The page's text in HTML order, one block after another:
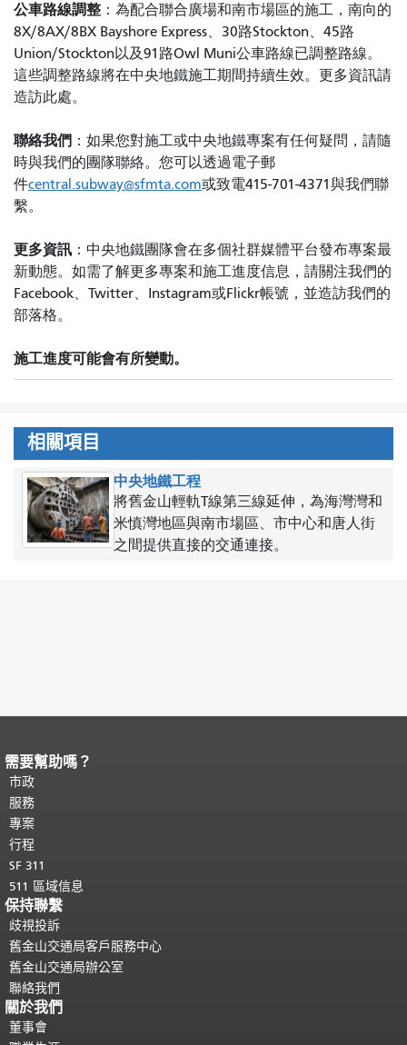
公車路線調整 ：為配合聯合廣場和南市場區的施工，南向的
8X/8AX/8BX Bayshore Express、30路Stockton、45路
Union/Stockton以及91路Owl Muni公車路線已調整路線。
這些調整路線將在中央地鐵施工期間持續生效。更多資訊請
造訪此處。
聯絡我們 ：如果您對施工或中央地鐵專案有任何疑問，請隨
時與我們的團隊聯絡。您可以透過電子郵
件central.subway@sfmta.com或致電415-701-4371與我們聯
繫。
更多資訊 ：中央地鐵團隊會在多個社群媒體平台發布專案最
新動態。如需了解更多專案和施工進度信息，請關注我們的
Facebook、Twitter、Instagram或Flickr帳號，並造訪我們的
部落格。
施工進度可能會有所變動。
相關項目
中央地鐵工程
將舊金山輕軌T線第三線延伸，為海灣灣和
米慎灣地區與南市場區、市中心和唐人街
之間提供直接的交通連接。
頁面內容結束。
都會重複顯示。
需要幫助嗎？
市政
服務
專案
行程
SF 311
511 區域信息
保持聯繫
歧視投訴
舊金山交通局客戶服務中心
舊金山交通局辦公室
聯絡我們
關於我們
董事會